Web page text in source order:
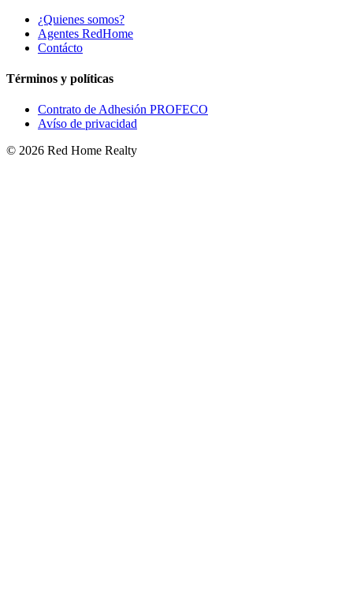
¿Quienes somos?
Agentes RedHome
Contácto
Términos y políticas
Contrato de Adhesión PROFECO
Avíso de privacidad
© 2026 Red Home Realty